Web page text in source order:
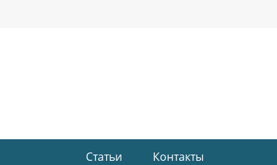
Статьи Контакты